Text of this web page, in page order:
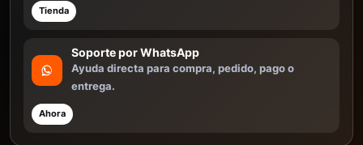
Tienda
Soporte por WhatsApp
Ayuda directa para compra, pedido, pago o
entrega.
Ahora